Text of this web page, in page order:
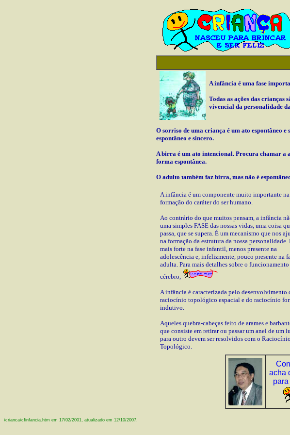
A infância é uma fase
Todas as ações das crianças
vivencial da personalidade
O sorriso de uma criança é um ato espontâneo
espontâneo e sincero.
A birra é um ato intencional. Procura chamar a
forma espontânea.
O adulto também faz birra, mas não é
A infância é um componente muito importante na
formação do caráter do ser humano.
Ao contrário do que muitos pensam, a infância
uma simples FASE das nossas vidas, uma coisa
passa, que se supera. É um mecanismo que nos
na formação da estrutura da nossa personalidade.
mais forte na fase infantil, menos presente na
adolescência e, infelizmente, pouco presente na
adulta. Para mais detalhes sobre o funcionamento
cérebro,
A infância é caracterizada pelo desenvolvimento
raciocínio topológico espacial e do raciocínio
indutivo.
Aqueles quebra-cabeças feito de arames e
que consiste em retirar ou passar um anel de um
para outro devem ser resolvidos com o Raciocínio
Topológico.
acha
\crianca\cfinfancia.htm em 17/02/2001, atualizado em 12/10/2007.